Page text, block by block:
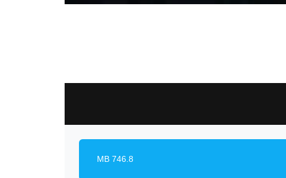
746.8 MB